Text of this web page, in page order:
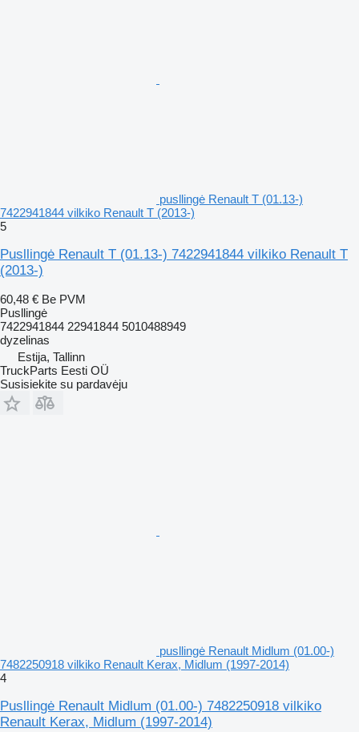
pusllingė Renault T (01.13-)
7422941844 vilkiko Renault T (2013-)
5
Pusllingė Renault T (01.13-) 7422941844 vilkiko Renault T
(2013-)
60,48 € Be PVM
Pusllingė
7422941844 22941844 5010488949
dyzelinas
Estija, Tallinn
TruckParts Eesti OÜ
Susisiekite su pardavėju
pusllingė Renault Midlum (01.00-)
7482250918 vilkiko Renault Kerax, Midlum (1997-2014)
4
Pusllingė Renault Midlum (01.00-) 7482250918 vilkiko
Renault Kerax, Midlum (1997-2014)